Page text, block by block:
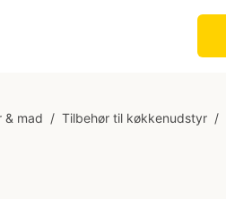
& mad / Tilbehør til køkkenudstyr /